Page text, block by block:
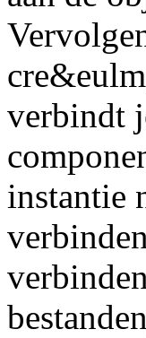
verbindt
instantie